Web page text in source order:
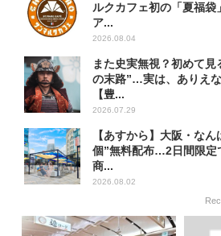
ルクカフェ初の「夏福袋
ア...
2026.08.04
また史実無視？初めて見
の末路”…実は、ありえ
【豊...
2026.07.29
【あすから】大阪・な
個”無料配布…2日間限定
商...
2026.08.02